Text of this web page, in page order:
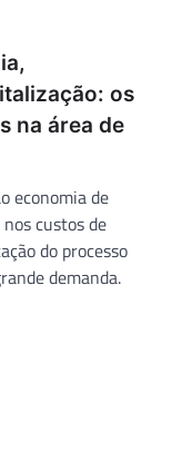
os
na área de
economia de
custos de
do processo
demanda.